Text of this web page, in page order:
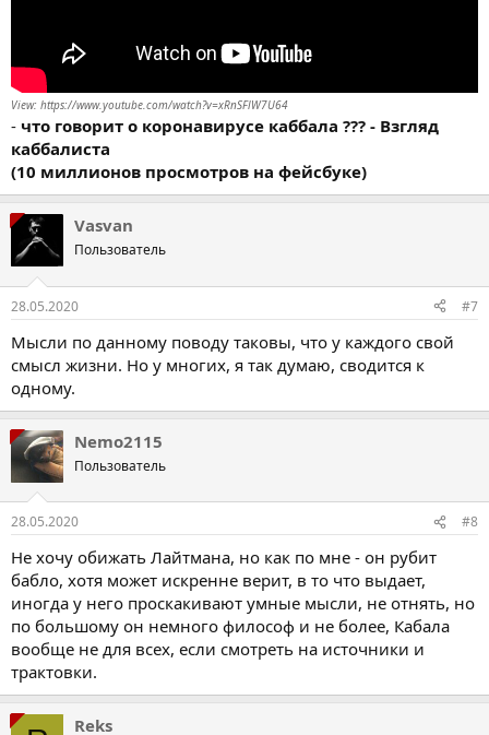
View: https://www.youtube.com/watch?v=xRnSFlW7U64
- что говорит о коронавирусе каббала ??? - Взгляд
каббалиста
(10 миллионов просмотров на фейсбуке)
Vasvan
Пользователь
28.05.2020 #7
Мысли по данному поводу таковы, что у каждого свой
смысл жизни. Но у многих, я так думаю, сводится к
одному.
Nemo2115
Пользователь
28.05.2020 #8
Не хочу обижать Лайтмана, но как по мне - он рубит
бабло, хотя может искренне верит, в то что выдает,
иногда у него проскакивают умные мысли, не отнять, но
по большому он немного философ и не более, Кабала
вообще не для всех, если смотреть на источники и
трактовки.
Reks